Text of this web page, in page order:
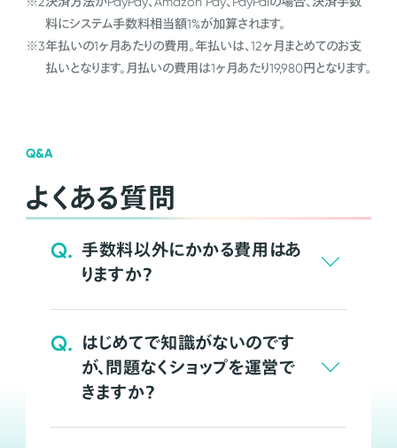
料にシステム手数料相当額1%が加算されます。
※3年払いの1ヶ月あたりの費用。年払いは、12ヶ月まとめてのお支
払いとなります。月払いの費用は1ヶ月あたり19,980円となります。
Q&A
よくある質問
Q. 手数料以外にかかる費用はあ
りますか？
Q. はじめてで知識がないのです
が、問題なくショップを運営で
きますか？